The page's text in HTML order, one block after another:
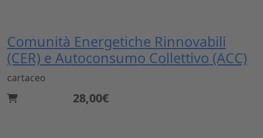
Comunità Energetiche Rinnovabili
(CER) e Autoconsumo Collettivo (ACC)
cartaceo
28,00€